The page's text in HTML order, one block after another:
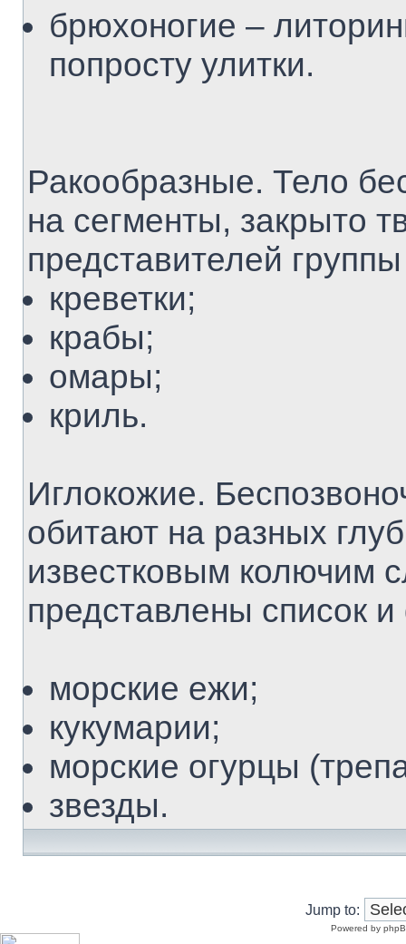
брюхоногие –
попросту улитки.
Ракообразные. Тело
на сегменты, закрыто
представителей
креветки;
крабы;
омары;
криль.
Иглокожие.
обитают на разных
известковым колючим
представлены список
морские ежи;
кукумарии;
морские огурцы
звезды.
Jump to:
Powered by